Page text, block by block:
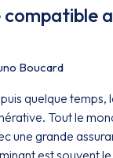
compatible
Boucard
quelque temps,
Tout le
une grande
est souvent